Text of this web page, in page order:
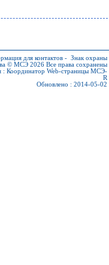
для контактов - Знак охраны
© МСЭ 2026 Все права сохранены
: Координатор Web-страницы МСЭ-
R
Обновлено : 2014-05-02